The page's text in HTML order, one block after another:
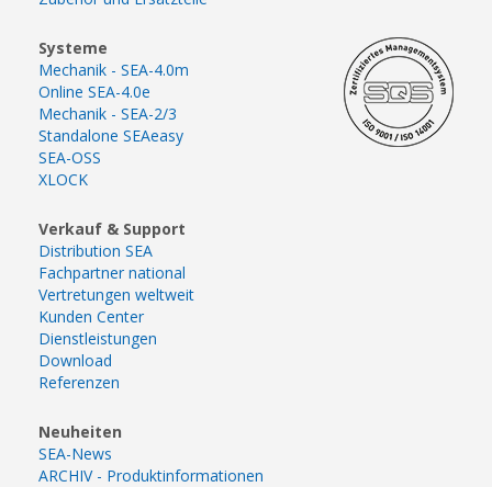
Systeme
Mechanik - SEA-4.0m
Online SEA-4.0e
Mechanik - SEA-2/3
Standalone SEAeasy
SEA-OSS
XLOCK
Verkauf & Support
Distribution SEA
Fachpartner national
Vertretungen weltweit
Kunden Center
Dienstleistungen
Download
Referenzen
Neuheiten
SEA-News
ARCHIV - Produktinformationen